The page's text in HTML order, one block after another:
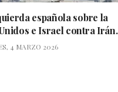
española sobre la
e Israel contra Irán.
4 MARZO 2026